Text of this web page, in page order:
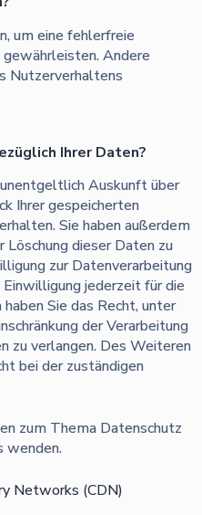
um eine fehlerfreie
Andere
Nutzerverhaltens
Ihrer Daten?
Auskunft über
Ihrer gespeicherten
Sie haben außerdem
Löschung dieser Daten zu
zur Datenverarbeitung
jederzeit für die
Sie das Recht, unter
der Verarbeitung
zu verlangen. Des Weiteren
bei der zuständigen
zum Thema Datenschutz
wenden.
Networks (CDN)